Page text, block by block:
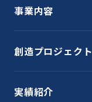
事業内容
創造プロジェクト
実績紹介